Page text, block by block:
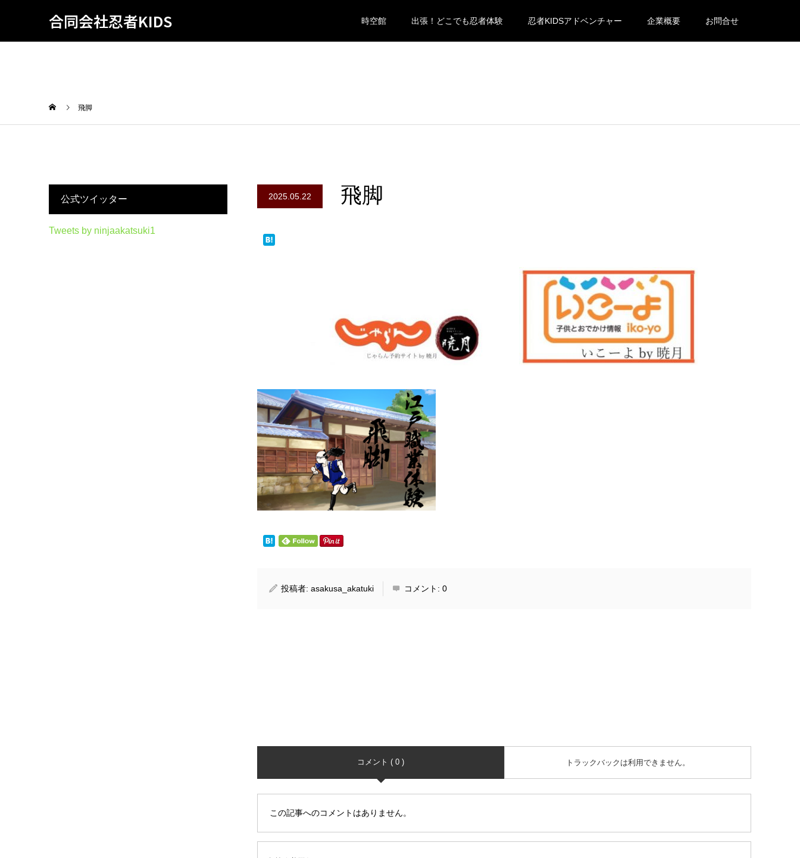
合同会社忍者KIDS 時空館 出張！どこでも忍者体験 忍者KIDSアドベンチャー 企業概要 お問合せ
飛脚
2025.05.22 飛脚
投稿者:asakusa_akatuki コメント:0
コメント ( 0 ) トラックバックは利用できません。
この記事へのコメントはありません。
公式ツイッター
Tweets by ninjaakatsuki1